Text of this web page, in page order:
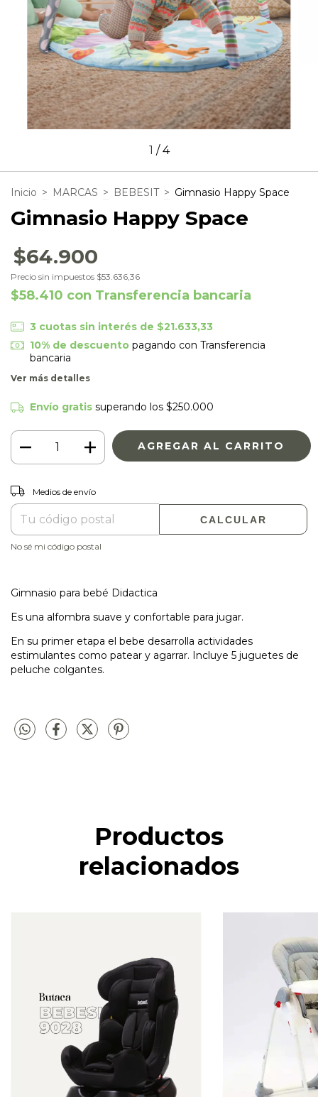
1 /4
Inicio > MARCAS > BEBESIT > Gimnasio Happy Space
Gimnasio Happy Space
$64.900
Precio sin impuestos $53.636,36
$58.410 con Transferencia bancaria
3 cuotas sin interés de $21.633,33
10% de descuento pagando con Transferencia
bancaria
Ver más detalles
Envío gratis superando los $250.000
Entregas para el CP:
Medios de envío
CALCULAR
No sé mi código postal
Gimnasio para bebé Didactica
Es una alfombra suave y confortable para jugar.
En su primer etapa el bebe desarrolla actividades
estimulantes como patear y agarrar. Incluye 5 juguetes de
peluche colgantes.
Productos
relacionados